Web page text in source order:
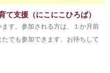
て支援（にこにこひろば）
す。参加される方は、１か月前
でも参加できます。お待ちして